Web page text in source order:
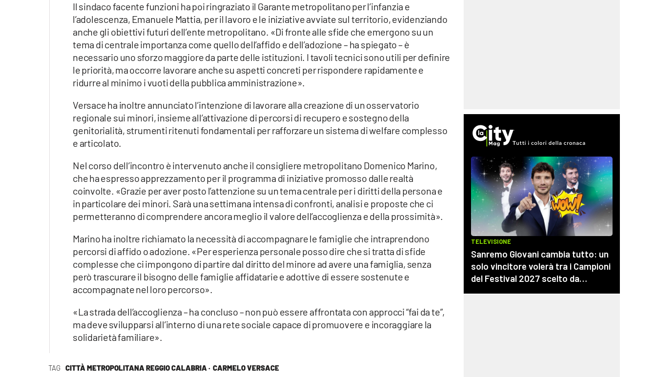
TAG CITTÀ METROPOLITANA REGGIO CALABRIA · CARMELO VERSACE
Il sindaco facente funzioni ha poi ringraziato il Garante metropolitano per l’infanzia e
l’adolescenza, Emanuele Mattia, per il lavoro e le iniziative avviate sul territorio, evidenziando
anche gli obiettivi futuri dell’ente metropolitano. «Di fronte alle sfide che emergono su un
tema di centrale importanza come quello dell’affido e dell’adozione – ha spiegato – è
necessario uno sforzo maggiore da parte delle istituzioni. I tavoli tecnici sono utili per definire
le priorità, ma occorre lavorare anche su aspetti concreti per rispondere rapidamente e
ridurre al minimo i vuoti della pubblica amministrazione».
Versace ha inoltre annunciato l’intenzione di lavorare alla creazione di un osservatorio
regionale sui minori, insieme all’attivazione di percorsi di recupero e sostegno della
genitorialità, strumenti ritenuti fondamentali per rafforzare un sistema di welfare complesso
e articolato.
Nel corso dell’incontro è intervenuto anche il consigliere metropolitano Domenico Marino,
che ha espresso apprezzamento per il programma di iniziative promosso dalle realtà
coinvolte. «Grazie per aver posto l’attenzione su un tema centrale per i diritti della persona e
in particolare dei minori. Sarà una settimana intensa di confronti, analisi e proposte che ci
permetteranno di comprendere ancora meglio il valore dell’accoglienza e della prossimità».
Marino ha inoltre richiamato la necessità di accompagnare le famiglie che intraprendono
percorsi di affido o adozione. «Per esperienza personale posso dire che si tratta di sfide
complesse che ci impongono di partire dal diritto del minore ad avere una famiglia, senza
però trascurare il bisogno delle famiglie affidatarie e adottive di essere sostenute e
accompagnate nel loro percorso».
«La strada dell’accoglienza – ha concluso – non può essere affrontata con approcci “fai da te”,
ma deve svilupparsi all’interno di una rete sociale capace di promuovere e incoraggiare la
solidarietà familiare».